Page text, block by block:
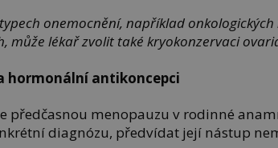
onemocnění, například onkologických
může lékař zvolit také kryokonzervaci
hormonální antikoncepci
předčasnou menopauzu v rodinné
diagnózu, předvídat její nástup